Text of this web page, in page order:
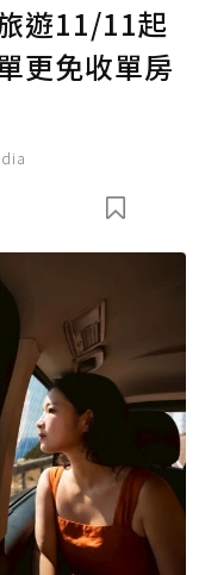
確認送出
購買點數
遊11/11起
更免收單房